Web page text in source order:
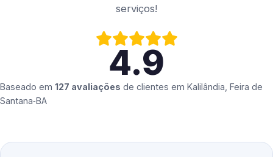
serviços!
4.9
Baseado em 127 avaliações de clientes em Kalilândia, Feira de
Santana‑BA